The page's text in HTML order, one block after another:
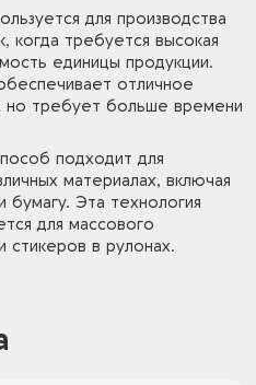
для производства
когда требуется высокая
единицы продукции.
отличное
но требует больше времени
подходит для
материалах, включая
бумагу. Эта технология
для массового
стикеров в рулонах.